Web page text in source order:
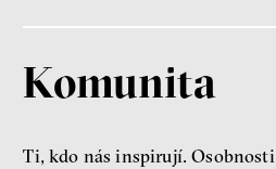
Komunita
Ti, kdo nás inspirují. Osobnosti